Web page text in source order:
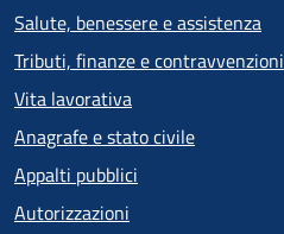
Salute, benessere e assistenza
Tributi, finanze e contravvenzioni
Vita lavorativa
Anagrafe e stato civile
Appalti pubblici
Autorizzazioni